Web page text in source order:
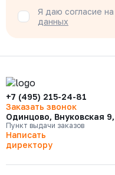
Я даю согласие на
данных
+7 (495) 215-24-81
Заказать звонок
Одинцово, Внуковская
Пункт выдачи заказов
Написать
директору